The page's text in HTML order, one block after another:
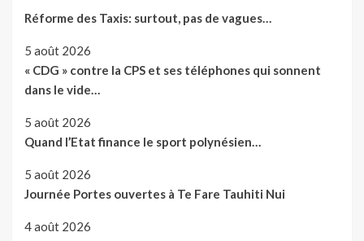
Réforme des Taxis: surtout, pas de vagues…
5 août 2026
« CDG » contre la CPS et ses téléphones qui sonnent
dans le vide…
5 août 2026
Quand l’Etat finance le sport polynésien…
5 août 2026
Journée Portes ouvertes à Te Fare Tauhiti Nui
4 août 2026